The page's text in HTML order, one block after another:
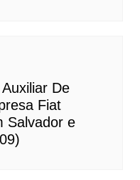
De
Fiat
Salvador e